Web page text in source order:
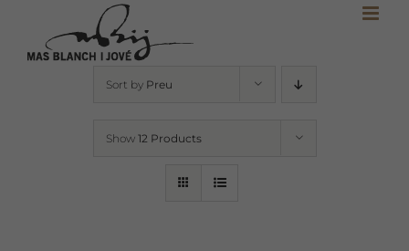
content
Sort by Preu
Show 12 Products